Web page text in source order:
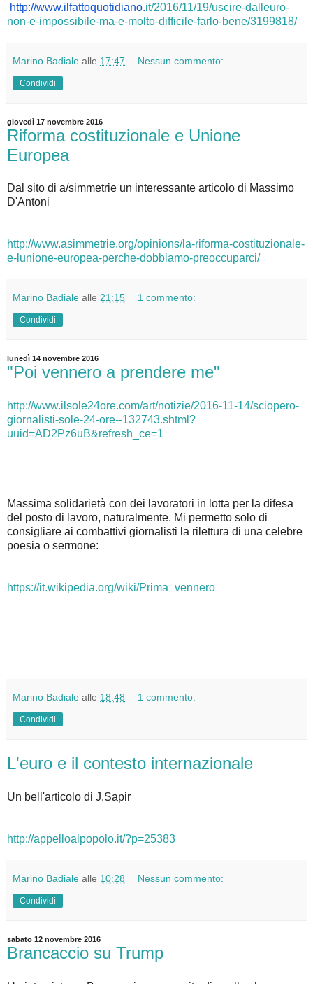
http://www.ilfattoquotidiano.it/2016/11/19/uscire-dalleuro-
non-e-impossibile-ma-e-molto-difficile-farlo-bene/3199818/
Marino Badiale alle 17:47 Nessun commento:
Condividi
giovedì 17 novembre 2016
Riforma costituzionale e Unione
Europea
Dal sito di a/simmetrie un interessante articolo di Massimo
D'Antoni
http://www.asimmetrie.org/opinions/la-riforma-costituzionale-
e-lunione-europea-perche-dobbiamo-preoccuparci/
Marino Badiale alle 21:15 1 commento:
Condividi
lunedì 14 novembre 2016
"Poi vennero a prendere me"
http://www.ilsole24ore.com/art/notizie/2016-11-14/sciopero-
giornalisti-sole-24-ore--132743.shtml?
uuid=AD2Pz6uB&refresh_ce=1
Massima solidarietà con dei lavoratori in lotta per la difesa
del posto di lavoro, naturalmente. Mi permetto solo di
consigliare ai combattivi giornalisti la rilettura di una celebre
poesia o sermone:
https://it.wikipedia.org/wiki/Prima_vennero
Marino Badiale alle 18:48 1 commento:
Condividi
L'euro e il contesto internazionale
Un bell'articolo di J.Sapir
http://appelloalpopolo.it/?p=25383
Marino Badiale alle 10:28 Nessun commento:
Condividi
sabato 12 novembre 2016
Brancaccio su Trump